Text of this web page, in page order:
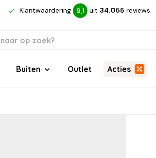
Klantwaardering 9,1 uit 34.055 reviews
Buiten Outlet Acties